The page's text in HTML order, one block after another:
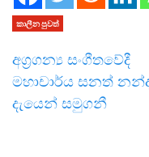
කාලීන පුවත්
අග්‍රගන්‍ය සංගීතවේදී
මහාචාර්ය සනත්
දැයෙන් සමුගනී